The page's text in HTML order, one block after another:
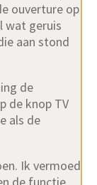
ouverture op
wat geruis
aan stond
de
de knop TV
als de
Ik vermoed